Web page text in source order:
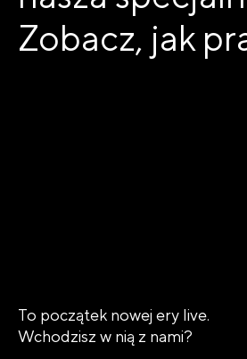
Zobacz, jak
To początek nowej ery live.
Wchodzisz w nią z nami?